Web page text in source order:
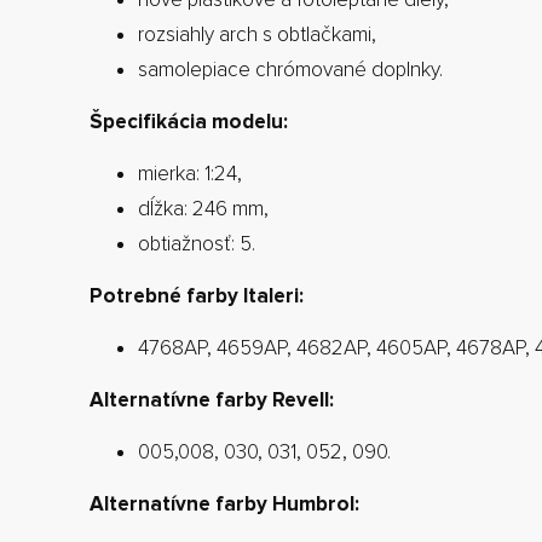
rozsiahly arch s obtlačkami,
samolepiace chrómované doplnky.
Špecifikácia modelu:
mierka: 1:24,
dĺžka: 246 mm,
obtiažnosť: 5.
Potrebné farby Italeri:
4768AP, 4659AP, 4682AP, 4605AP, 4678AP,
Alternatívne farby Revell:
005,008, 030, 031, 052, 090.
Alternatívne farby Humbrol: